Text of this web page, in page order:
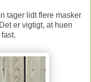
tager lidt flere masker
er vigtigt, at huen